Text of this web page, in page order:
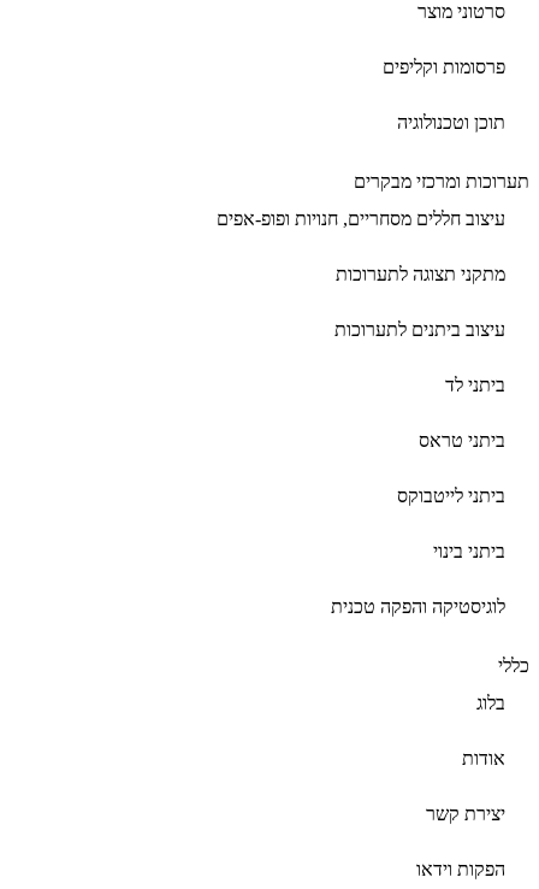
סרטוני מוצר
פרסומות וקליפים
תוכן וטכנולוגיה
תערוכות ומרכזי מבקרים
עיצוב חללים מסחריים, חנויות ופופ-אפים
מתקני תצוגה לתערוכות
עיצוב ביתנים לתערוכות
ביתני לד
ביתני טראס
ביתני לייטבוקס
ביתני בינוי
לוגיסטיקה והפקה טכנית
כללי
בלוג
אודות
יצירת קשר
הפקות וידאו